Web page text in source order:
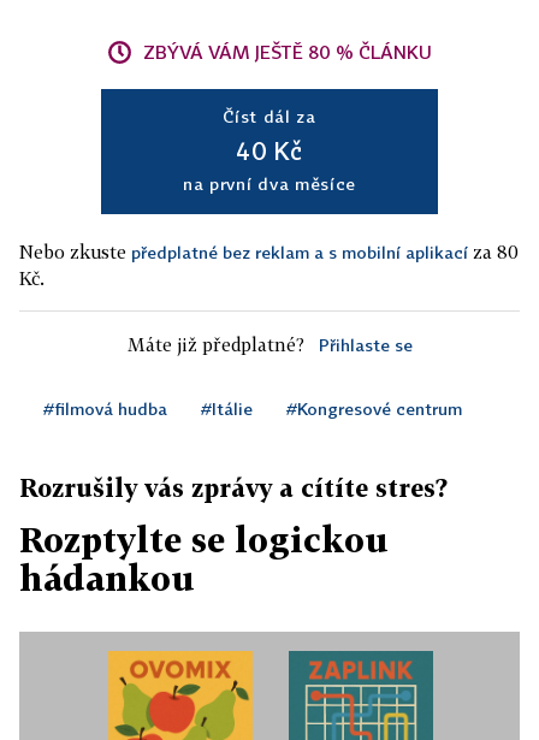
ZBÝVÁ VÁM JEŠTĚ 80 % ČLÁNKU
Číst dál za
40 Kč
na první dva měsíce
Nebo zkuste předplatné bez reklam a s mobilní aplikací za 80
Kč.
Máte již předplatné? Přihlaste se
#filmová hudba #Itálie #Kongresové centrum
Rozrušily vás zprávy a cítíte stres?
Rozptylte se logickou
hádankou